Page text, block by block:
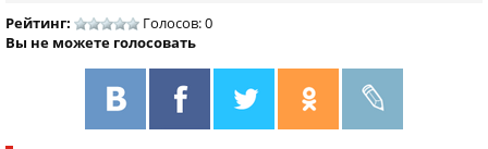
Рейтинг:
Голосов: 0
Вы не можете голосовать